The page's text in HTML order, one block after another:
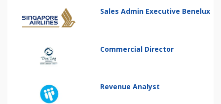
Sales Admin Executive Benelux
Commercial Director
Revenue Analyst